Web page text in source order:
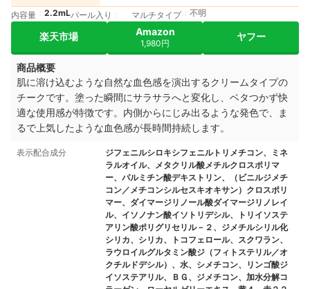
内容量 2.2mLパール入り マルチタイプ 不明
楽天市場 Amazon
1,980円
ヤフー
商品概要
肌に溶け込むような自然な血色感を演出するクリームタイプの
チークです。塗った瞬間にサラサラへと変化し、ベタつかず快
適な使用感が特徴です。内側からにじみ出るような発色で、ま
るで上気したような血色感が長時間持続します。
表示配合成分
ジフェニルシロキシフェニルトリメチコン、ミネ
ラルオイル、メタクリル酸メチルクロスポリマ
ー、パルミチン酸デキストリン、（ビニルジメチ
コン／メチコンシルセスキオキサン）クロスポリ
マー、ダイマージリノール酸ダイマージリノレイ
ル、イソノナン酸イソトリデシル、トリイソステ
アリン酸ポリグリセリル－２、ジメチルシリル化
シリカ、シリカ、トコフェロール、スクワラン、
ラウロイルグルタミン酸ジ（フィトステリル／オ
クチルドデシル）、水、シメチコン、リンゴ酸ジ
イソステアリル、ＢＧ、ジメチコン、加水分解コ